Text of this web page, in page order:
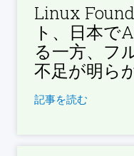
Linux
ト、日本で
る一方、フ
不足が明ら
記事を読む